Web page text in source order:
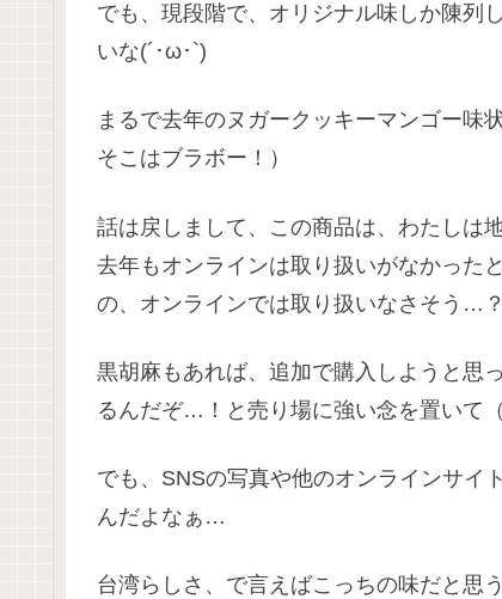
でも、現段階で、オリジナル味しか陳列
いな(´･ω･`)
まるで去年のヌガークッキーマンゴー味
そこはブラボー！）
話は戻しまして、この商品は、わたしは
去年もオンラインは取り扱いがなかった
の、オンラインでは取り扱いなさそう…？
黒胡麻もあれば、追加で購入しようと思
るんだぞ…！と売り場に強い念を置いて
でも、SNSの写真や他のオンラインサイ
んだよなぁ…
台湾らしさ、で言えばこっちの味だと思